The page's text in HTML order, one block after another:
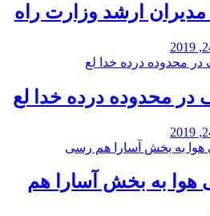
مدیران ارشد وزارت راه
در محدوده درده خدا لع
هوا به بخش آسارا هم